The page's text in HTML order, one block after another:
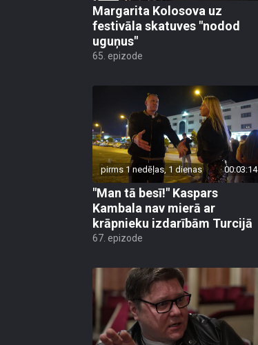
Margarita Kolosova uz
festivāla skatuves "nodod
uguņus"
65. epizode
pirms 1 nedēļas, 1 dienas 00:03:14
"Man tā besī!" Kaspars
Kambala nav mierā ar
krāpnieku izdarībām Turcijā
67. epizode